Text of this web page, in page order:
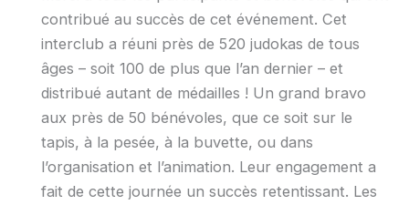
contribué au succès de cet événement. Cet
interclub a réuni près de 520 judokas de tous
âges – soit 100 de plus que l’an dernier – et
distribué autant de médailles ! Un grand bravo
aux près de 50 bénévoles, que ce soit sur le
tapis, à la pesée, à la buvette, ou dans
l’organisation et l’animation. Leur engagement a
fait de cette journée un succès retentissant. Les